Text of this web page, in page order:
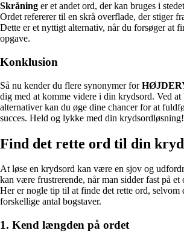
Skråning er et andet ord, der kan bruges i
Ordet refererer til en skrå overflade, der stiger
Dette er et nyttigt alternativ, når du forsøger at
opgave.
Konklusion
Så nu kender du flere synonymer for
dig med at komme videre i din krydsord. Ved at
alternativer kan du øge dine chancer for at
succes. Held og lykke med din krydsordløsning!
Find det rette ord til din
At løse en krydsord kan være en sjov og
kan være frustrerende, når man sidder fast på
Her er nogle tip til at finde det rette ord, selvom
forskellige antal bogstaver.
1. Kend længden på ordet